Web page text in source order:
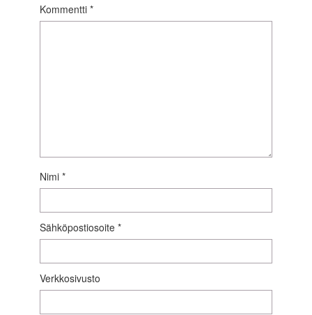
Kommentti *
Nimi *
Sähköpostiosoite *
Verkkosivusto